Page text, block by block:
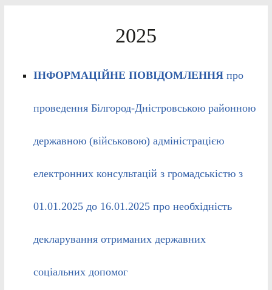
2025
ІНФОРМАЦІЙНЕ ПОВІДОМЛЕННЯпро
проведення Білгород-Дністровською районною
державною (військовою) адміністрацією
електронних консультацій з громадськістю з
01.01.2025 до 16.01.2025 про необхідність
декларування отриманих державних
соціальних допомог